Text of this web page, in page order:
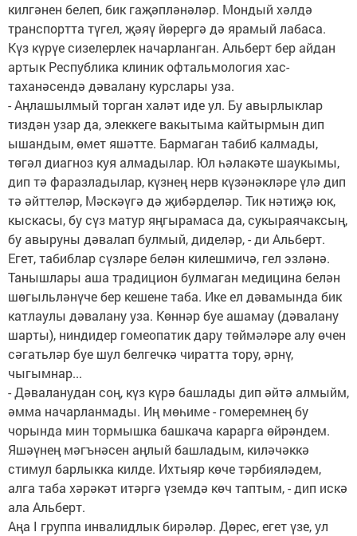
килгәнен белеп, бик гаҗәп­ләнәләр. Мондый хәлдә
транспортта түгел, җәяү йөрергә дә ярамый лабаса.
Күз күрүе сизелерлек начарланган. Альберт бер айдан
артык Республика клиник офтальмология хас­
таханәсендә дәвалану курслары уза.
- Аңлашылмый торган халәт иде ул. Бу авырлык­лар
тиздән узар да, элеккеге вакытыма кайтырмын дип
ышандым, өмет яшәтте. Бармаган табиб калмады,
төгәл диагноз куя алмадылар. Юл һәлакәте шаукымы,
дип тә фаразладылар, күзнең нерв күзәнәкләре үлә дип
тә әйттеләр, Мәскәүгә дә җибәрделәр. Тик нәтиҗә юк,
кыскасы, бу сүз матур яңгырамаса да, сукыраячаксың,
бу авыруны дәвалап булмый, диделәр, - ди Альберт.
Егет, табиблар сүзләре белән килешмичә, гел эз­ләнә.
Танышлары аша традицион булмаган медицина белән
шөгыльләнүче бер кешене таба. Ике ел дәвамында бик
катлаулы дәвалану уза. Көннәр буе ашамау (дәвалану
шарты), ниндидер гомеопатик дару төймәләре алу өчен
сәгатьләр буе шул белгечкә чиратта тору, әрнү,
чыгымнар...
- Дәваланудан соң, күз күрә башлады дип әйтә алмыйм,
әмма начарланмады. Иң мөһиме - гомеремнең бу
чорында мин тормышка башкача карарга өйрәндем.
Яшәүнең мәгънәсен аңлый башладым, киләчәккә
стимул барлыкка килде. Ихтыяр көче тәрбияләдем,
алга таба хәрәкәт итәргә үземдә көч таптым, - дип искә
ала Альберт.
Аңа I группа инвалидлык бирәләр. Дөрес, егет үзе, ул